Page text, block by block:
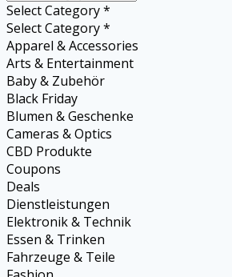
Select Category *
Select Category *
Apparel & Accessories
Arts & Entertainment
Baby & Zubehör
Black Friday
Blumen & Geschenke
Cameras & Optics
CBD Produkte
Coupons
Deals
Dienstleistungen
Elektronik & Technik
Essen & Trinken
Fahrzeuge & Teile